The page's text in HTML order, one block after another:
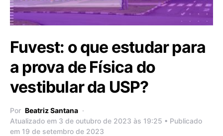
Fuvest: o que estudar para
a prova de Física do
vestibular da USP?
Por Beatriz Santana
Atualizado em 3 de outubro de 2023 às 19:25 • Publicado
em 19 de setembro de 2023